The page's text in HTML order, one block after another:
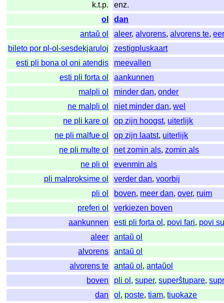
k.t.p.
enz.
ol
dan
antaŭ ol
aleer,alvorens,alvorens te,eer
bileto por pl-ol-sesdekjaruloj
zestigpluskaart
esti pli bona ol oni atendis
meevallen
esti pli forta ol
aankunnen
malpli ol
minder dan,onder
ne malpli ol
niet minder dan,wel
ne pli kare ol
op zijn hoogst, uiterlijk
ne pli malfue ol
op zijn laatst, uiterlijk
ne pli multe ol
net zomin als,zomin als
ne pli ol
evenmin als
pli malproksime ol
verder dan,voorbij
pli ol
boven, meer dan,over, ruim
preferi ol
verkiezen boven
aankunnen
esti pli forta ol , povi fari, povi
aleer
antaŭ ol
alvorens
antaŭ ol
alvorens te
antaŭ ol ,antaŭol
boven
pli ol ,super,superŝtupare,
dan
ol , poste,tiam,tiuokaze